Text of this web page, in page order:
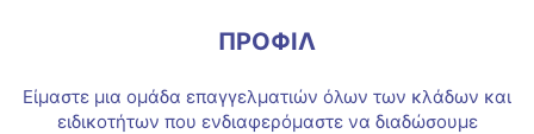
ΠΡΟΦΙΛ
Είμαστε μια ομάδα επαγγελματιών όλων των κλάδων και
ειδικοτήτων που ενδιαφερόμαστε να διαδώσουμε